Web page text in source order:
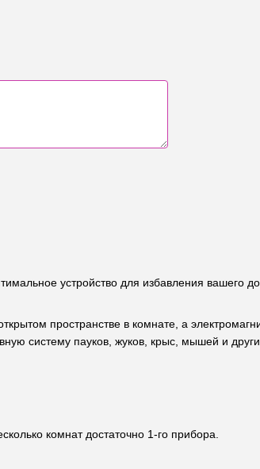
устройство для избавления
пространстве в комнате, а
систему пауков, жуков, крыс, мышей и
комнат достаточно 1-го прибора.